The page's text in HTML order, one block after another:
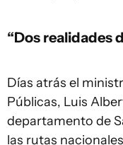
“Dos realidades
Días atrás el
Públicas, Luis
departamento de
las rutas